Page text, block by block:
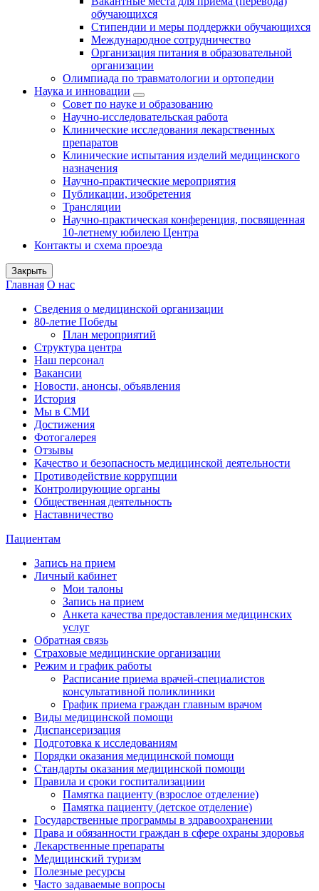
обучающихся
Стипендии и меры поддержки обучающихся
Международное сотрудничество
Организация питания в образовательной
организации
Олимпиада по травматологии и ортопедии
Наука и инновации
Совет по науке и образованию
Научно-исследовательская работа
Клинические исследования лекарственных
препаратов
Клинические испытания изделий медицинского
назначения
Научно-практические мероприятия
Публикации, изобретения
Трансляции
Научно-практическая конференция, посвященная
10-летнему юбилею Центра
Контакты и схема проезда
Закрыть
Главная О нас
Сведения о медицинской организации
80-летие Победы
План мероприятий
Структура центра
Наш персонал
Вакансии
Новости, анонсы, объявления
История
Мы в СМИ
Достижения
Фотогалерея
Отзывы
Качество и безопасность медицинской деятельности
Противодействие коррупции
Контролирующие органы
Общественная деятельность
Наставничество
Пациентам
Запись на прием
Личный кабинет
Мои талоны
Запись на прием
Анкета качества предоставления медицинских
услуг
Обратная связь
Страховые медицинские организации
Режим и график работы
Расписание приема врачей-специалистов
консультативной поликлиники
График приема граждан главным врачом
Виды медицинской помощи
Диспансеризация
Подготовка к исследованиям
Порядки оказания медицинской помощи
Стандарты оказания медицинской помощи
Правила и сроки госпитализациии
Памятка пациенту (взрослое отделение)
Памятка пациенту (детское отделение)
Государственные программы в здравоохранении
Права и обязанности граждан в сфере охраны здоровья
Лекарственные препараты
Медицинский туризм
Полезные ресурсы
Часто задаваемые вопросы